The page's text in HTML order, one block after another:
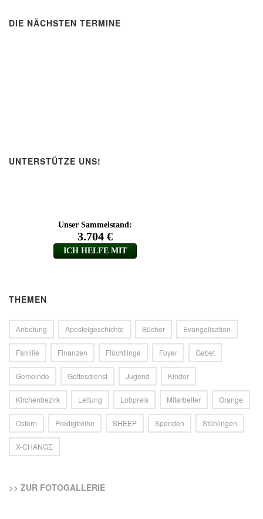
DIE NÄCHSTEN TERMINE
UNTERSTÜTZE UNS!
THEMEN
Anbetung Apostelgeschichte Bücher Evangelisation
Familie Finanzen Flüchtlinge Foyer Gebet
Gemeinde Gottesdienst Jugend Kinder
Kirchenbezirk Leitung Lobpreis Mitarbeiter Orange
Ostern Predigtreihe SHEEP Spenden Stühlingen
X-CHANGE
>> ZUR FOTOGALLERIE